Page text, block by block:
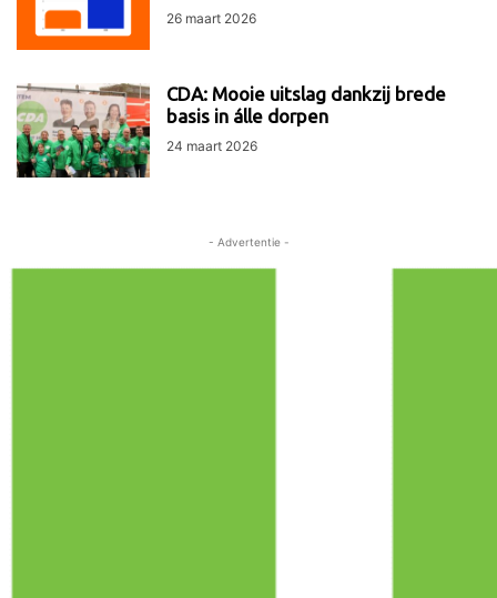
26 maart 2026
CDA: Mooie uitslag dankzij brede
basis in álle dorpen
24 maart 2026
- Advertentie -